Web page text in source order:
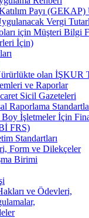
Payı
Vergi
için Müşteri Bilgi
İçin)
olan İŞKUR
ve Raporlar
Sicil Gazeteleri
Raporlama
İşletmeler İçin
FRS)
Standartları
Form ve Dilekçeler
Birimi
ve Ödevleri,